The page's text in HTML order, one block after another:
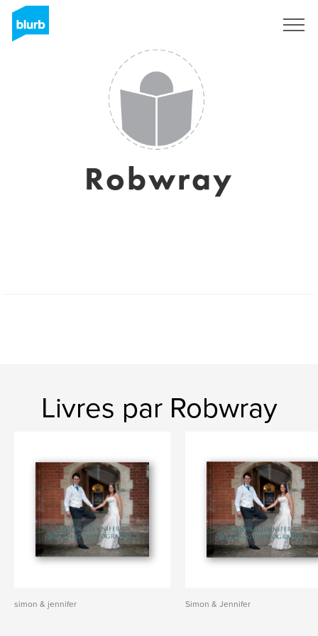
Robwray
Livres par Robwray
simon & jennifer Simon & Jennifer